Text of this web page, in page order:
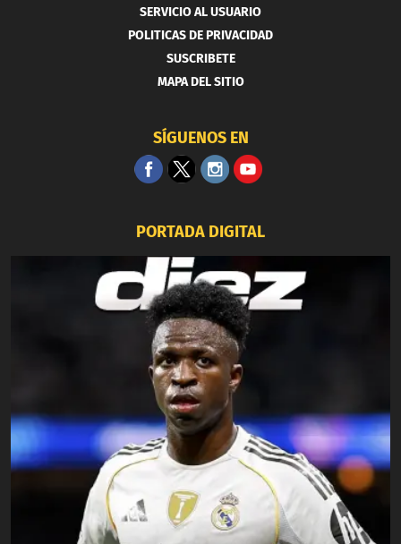
SERVICIO AL USUARIO
POLITICAS DE PRIVACIDAD
SUSCRIBETE
MAPA DEL SITIO
SÍGUENOS EN
PORTADA DIGITAL